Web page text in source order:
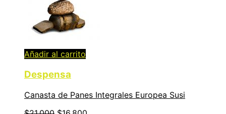
Añadir al carrito
Despensa
Canasta de Panes Integrales Europea Susi